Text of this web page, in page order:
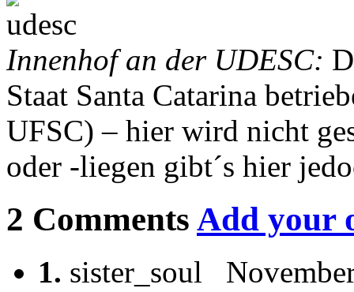
Innenhof an der UDESC:
Staat Santa Catarina
UFSC) – hier wird nicht
oder -liegen gibt´s hier
2 Comments Add your
1. sister_soul